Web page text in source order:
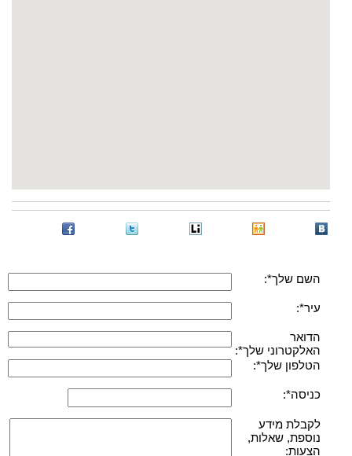
השם שלך*:
עיר*:
הדואר
האלקטרוני שלך*:
הטלפון שלך*:
כניסה*:
לקבלת מידע
נוספת, שאלות,
הצעות: